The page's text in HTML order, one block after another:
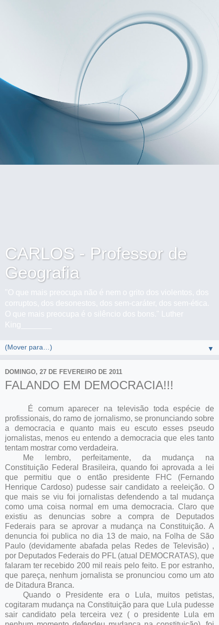
CARLOS - Professor de
Geografia
"O que mais preocupa não é nem o grito dos violentos, dos
corruptos, dos desonestos, dos sem-caráter, dos sem-ética.
O que mais preocupa é o silêncio dos bons." Luther
King_______
▼
DOMINGO, 27 DE FEVEREIRO DE 2011
FALANDO EM DEMOCRACIA!!!
É comum aparecer na televisão toda espécie de
profissionais, do ramo de jornalismo, se pronunciando sobre
a democracia e quanto mais eu escuto esses pseudo
jornalistas, menos eu entendo a democracia que eles tanto
tentam mostrar como verdadeira.
Me lembro, perfeitamente, da mudança na
Constituição Federal Brasileira, quando foi aprovada a lei
que permitiu que o então presidente FHC (Fernando
Henrique Cardoso) pudesse sair candidato a reeleição. O
que mais se viu foi jornalistas defendendo a tal mudança
como uma coisa normal em uma democracia. Claro que
existiu as denuncias sobre a compra de Deputados
Federais para se aprovar a mudança na Constituição. A
denuncia foi publica no dia 13 de maio, na Folha de São
Paulo (devidamente abafada pelas Redes de Televisão) ,
por Deputados Federais do PFL (atual DEMOCRATAS), que
falaram ter recebido 200 mil reais pelo feito. E por estranho,
que pareça, nenhum jornalista se pronunciou como um ato
de Ditadura Branca.
Quando o Presidente era o Lula, muitos petistas,
cogitaram mudança na Constituição para que Lula pudesse
sair candidato pela terceira vez ( o presidente Lula em